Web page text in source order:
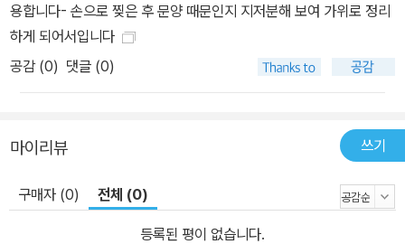
용합니다- 손으로 찢은 후 문양 때문인지 지저분해 보여 가위로 정리
하게 되어서입니다
공감 (0) 댓글 (0)
마이리뷰 쓰기
구매자 (0) 전체 (0)
등록된 평이 없습니다.